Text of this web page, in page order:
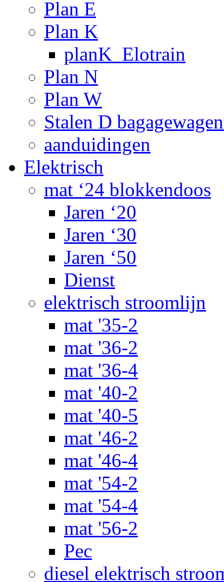
Plan E
Plan K
planK_Elotrain
Plan N
Plan W
Stalen D
aanduidingen
Elektrisch
mat ‘24 blokkendoos
Jaren ‘20
Jaren ‘30
Jaren ‘50
Dienst
elektrisch stroomlijn
mat '35-2
mat '36-2
mat '36-4
mat '40-2
mat '40-5
mat '46-2
mat '46-4
mat '54-2
mat '54-4
mat '56-2
Pec
diesel elektrisch